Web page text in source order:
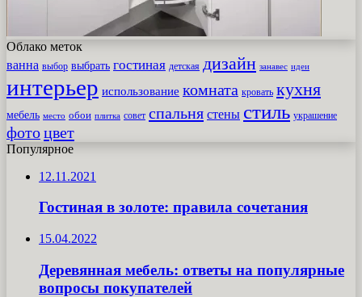
Облако меток
ванна выбор выбрать гостиная детская дизайн занавес идеи
интерьер использование комната кровать кухня
мебель место обои плитка совет спальня стены стиль украшение
фотоцвет
Популярное
12.11.2021
Гостиная в золоте: правила сочетания
15.04.2022
Деревянная мебель: ответы на популярные
вопросы покупателей